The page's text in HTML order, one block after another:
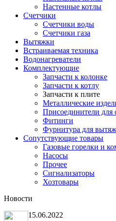
Настенные котлы
Счетчики
Счетчики воды
Счетчики газа
Вытяжки
Встраиваемая техника
Водонагреватели
Комплектующие
Запчасти к колонке
Запчасти к котлу
Запчасти к плите
Металлические
Присоединители для
Фитинги
Фурнитура для
Сопутствующие товары
Газовые горелки и
Насосы
Прочее
Сигнализаторы
Хозтовары
Новости
15.06.2022